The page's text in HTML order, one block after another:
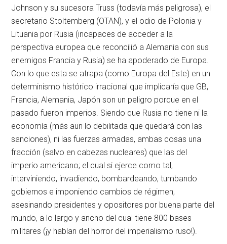
Johnson y su sucesora Truss (todavía más peligrosa), el
secretario Stoltemberg (OTAN), y el odio de Polonia y
Lituania por Rusia (incapaces de acceder a la
perspectiva europea que reconcilió a Alemania con sus
enemigos Francia y Rusia) se ha apoderado de Europa.
Con lo que esta se atrapa (como Europa del Este) en un
determinismo histórico irracional que implicaría que GB,
Francia, Alemania, Japón son un peligro porque en el
pasado fueron imperios. Siendo que Rusia no tiene ni la
economía (más aun lo debilitada que quedará con las
sanciones), ni las fuerzas armadas, ambas cosas una
fracción (salvo en cabezas nucleares) que las del
imperio americano; el cual si ejerce como tal,
interviniendo, invadiendo, bombardeando, tumbando
gobiernos e imponiendo cambios de régimen,
asesinando presidentes y opositores por buena parte del
mundo, a lo largo y ancho del cual tiene 800 bases
militares (¡y hablan del horror del imperialismo ruso!).